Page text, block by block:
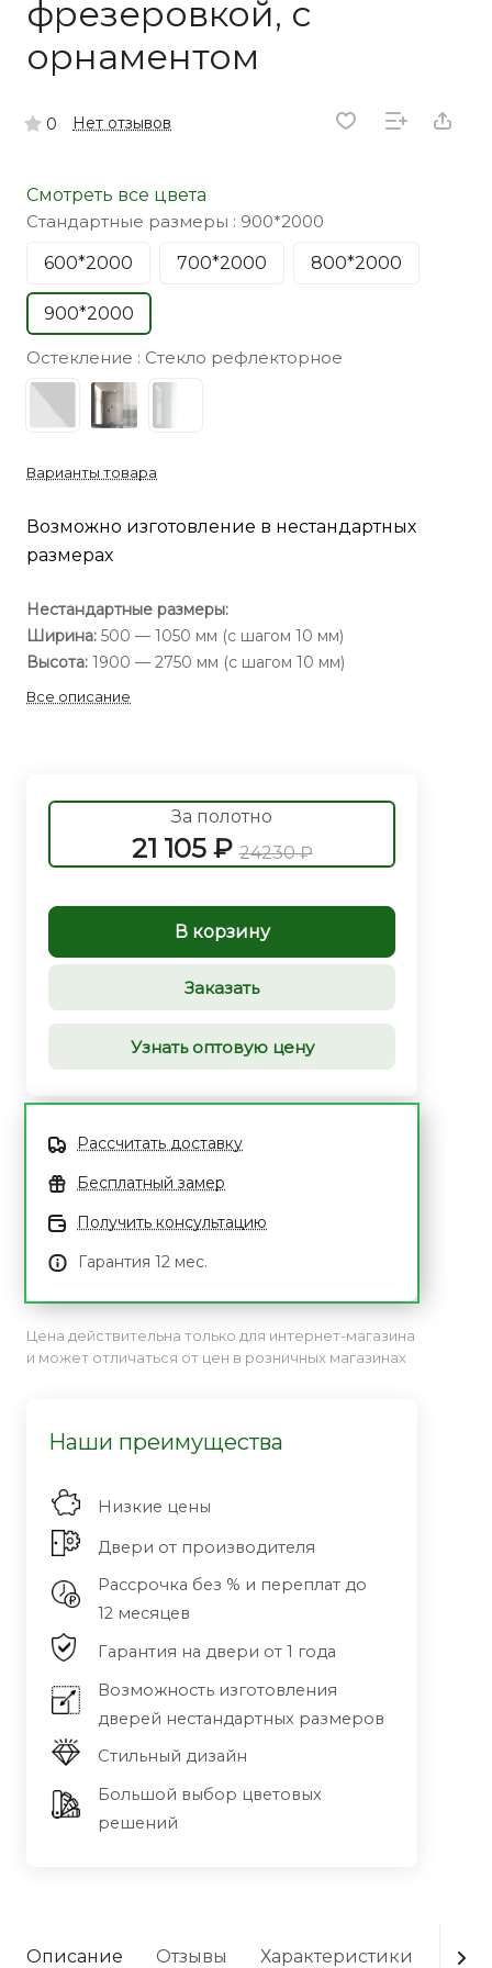
фрезеровкой, с
орнаментом
0 Нет отзывов
Смотреть все цвета
Стандартные размеры : 900*2000
600*2000
700*2000 800*2000
900*2000
Остекление : Стекло рефлекторное
Варианты товара
Возможно изготовление в нестандартных
размерах
Нестандартные размеры:
Ширина: 500 — 1050 мм (с шагом 10 мм)
Высота: 1900 — 2750 мм (с шагом 10 мм)
Все описание
За полотно
21 105 ₽ 24230 ₽
В корзину
Заказать
Узнать оптовую цену
Рассчитать доставку
Бесплатный замер
Получить консультацию
Гарантия 12 мес.
Цена действительна только для интернет-магазина
и может отличаться от цен в розничных магазинах
Наши преимущества
Низкие цены
Двери от производителя
Рассрочка без % и переплат до
12 месяцев
Гарантия на двери от 1 года
Возможность изготовления
дверей нестандартных размеров
Стильный дизайн
Большой выбор цветовых
решений
Описание Отзывы Характеристики